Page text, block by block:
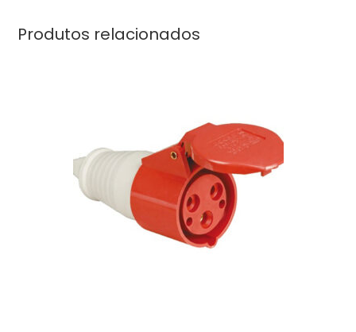
Produtos relacionados